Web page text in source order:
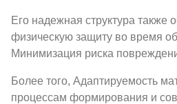
Его надежная структура также
физическую защиту во время
Минимизация риска
Более того, Адаптируемость
процессам формирования и